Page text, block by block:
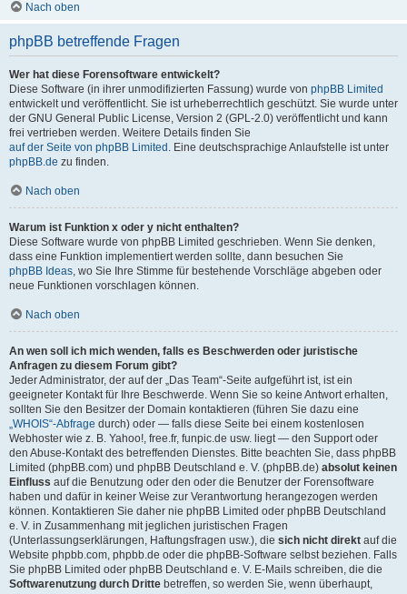
Nach oben
phpBB betreffende Fragen
Wer hat diese Forensoftware entwickelt?
Diese Software (in ihrer unmodifizierten Fassung) wurde von phpBB Limited
entwickelt und veröffentlicht. Sie ist urheberrechtlich geschützt. Sie wurde unter
der GNU General Public License, Version 2 (GPL-2.0) veröffentlicht und kann
frei vertrieben werden. Weitere Details finden Sie
auf der Seite von phpBB Limited . Eine deutschsprachige Anlaufstelle ist unter
phpBB.de zu finden.
Nach oben
Warum ist Funktion x oder y nicht enthalten?
Diese Software wurde von phpBB Limited geschrieben. Wenn Sie denken,
dass eine Funktion implementiert werden sollte, dann besuchen Sie
phpBB Ideas, wo Sie Ihre Stimme für bestehende Vorschläge abgeben oder
neue Funktionen vorschlagen können.
Nach oben
An wen soll ich mich wenden, falls es Beschwerden oder juristische
Anfragen zu diesem Forum gibt?
Jeder Administrator, der auf der „Das Team“-Seite aufgeführt ist, ist ein
geeigneter Kontakt für Ihre Beschwerde. Wenn Sie so keine Antwort erhalten,
sollten Sie den Besitzer der Domain kontaktieren (führen Sie dazu eine
„WHOIS“-Abfrage durch) oder — falls diese Seite bei einem kostenlosen
Webhoster wie z. B. Yahoo!, free.fr, funpic.de usw. liegt — den Support oder
den Abuse-Kontakt des betreffenden Dienstes. Bitte beachten Sie, dass phpBB
Limited (phpBB.com) und phpBB Deutschland e. V. (phpBB.de) absolut keinen
Einfluss auf die Benutzung oder den oder die Benutzer der Forensoftware
haben und dafür in keiner Weise zur Verantwortung herangezogen werden
können. Kontaktieren Sie daher nie phpBB Limited oder phpBB Deutschland
e. V. in Zusammenhang mit jeglichen juristischen Fragen
(Unterlassungserklärungen, Haftungsfragen usw.), die sich nicht direkt auf die
Website phpbb.com, phpbb.de oder die phpBB-Software selbst beziehen. Falls
Sie phpBB Limited oder phpBB Deutschland e. V. E-Mails schreiben, die die
Softwarenutzung durch Dritte betreffen, so werden Sie, wenn überhaupt,